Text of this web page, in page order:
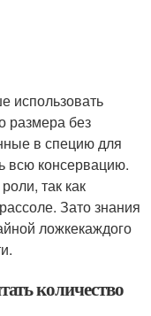
использовать
размера без
в специю для
всю консервацию.
так как
Зато знания
ложкекаждого
количество